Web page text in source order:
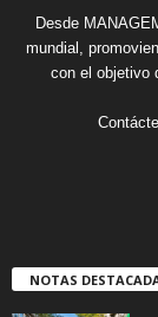
Desde
mundial,
con el objetivo
NOTAS